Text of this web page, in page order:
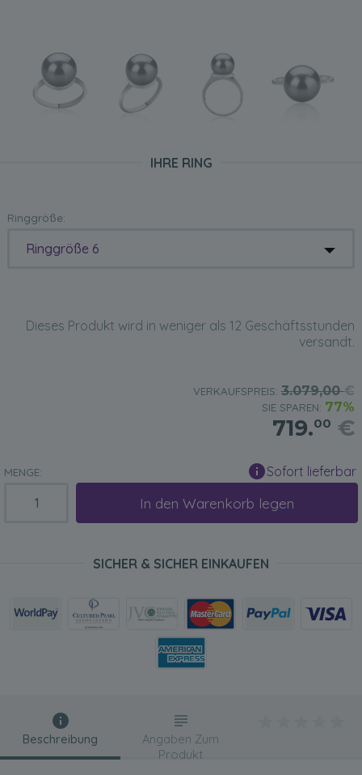
IHRE RING
Ringgröße:
Ringgröße 6
Dieses Produkt wird in weniger als 12 Geschäftsstunden
versandt.
VERKAUFSPREIS: 3.079,00€
SIE SPAREN: 77%
719.00 €
MENGE: Sofort lieferbar
In den Warenkorb legen
SICHER & SICHER EINKAUFEN
Beschreibung
Angaben Zum
Produkt